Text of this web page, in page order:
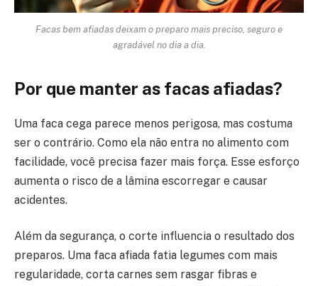
Facas bem afiadas deixam o preparo mais preciso, seguro e
agradável no dia a dia.
Por que manter as facas afiadas?
Uma faca cega parece menos perigosa, mas costuma
ser o contrário. Como ela não entra no alimento com
facilidade, você precisa fazer mais força. Esse esforço
aumenta o risco de a lâmina escorregar e causar
acidentes.
Além da segurança, o corte influencia o resultado dos
preparos. Uma faca afiada fatia legumes com mais
regularidade, corta carnes sem rasgar fibras e